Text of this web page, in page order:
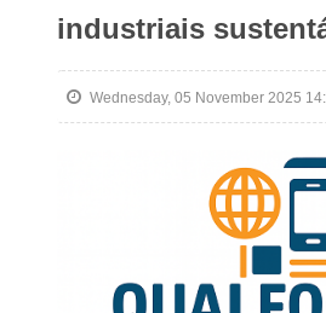
industriais
Wednesday, 05 November 2025